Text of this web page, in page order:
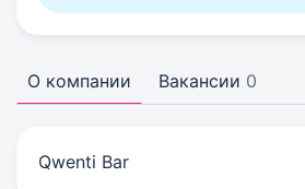
О компании Вакансии 0
Qwenti Bar